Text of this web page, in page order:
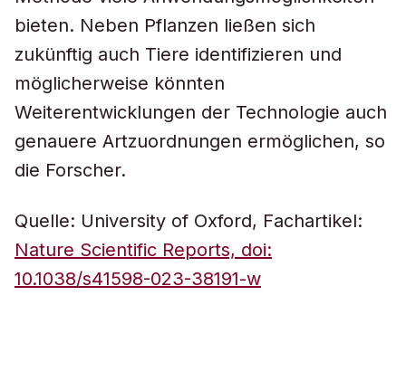
bieten. Neben Pflanzen ließen sich
zukünftig auch Tiere identifizieren und
möglicherweise könnten
Weiterentwicklungen der Technologie auch
genauere Artzuordnungen ermöglichen, so
die Forscher.
Quelle: University of Oxford, Fachartikel:
Nature Scientific Reports, doi:
10.1038/s41598-023-38191-w